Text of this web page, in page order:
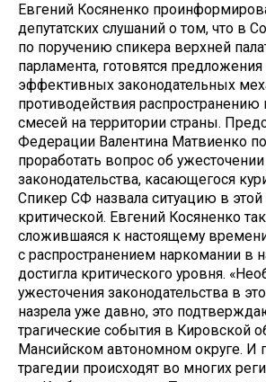
Евгений Косяненко
депутатских слушаний о том, что в
по поручению спикера верхней
парламента, готовятся
эффективных законодательных
противодействия распространению
смесей на территории страны.
Федерации Валентина Матвиенко
проработать вопрос об ужесточении
законодательства, касающегося
Спикер СФ назвала ситуацию в
критической. Евгений Косяненко
сложившаяся к настоящему
с распространением наркомании в
достигла критического уровня.
ужесточения законодательства в
назрела уже давно, это
трагические события в Кировской
Мансийском автономном округе. И
трагедии происходят во многих